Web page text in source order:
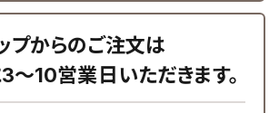
プからのご注文は
～10営業日いただきます。